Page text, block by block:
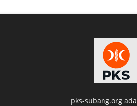
pks-subang.org